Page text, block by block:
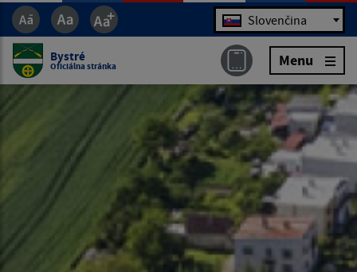
Jazyk Slovenčina
Bystré
Oficiálna stránka Menu